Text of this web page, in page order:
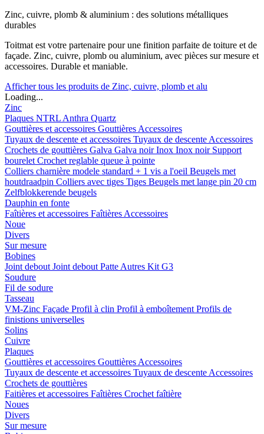
Zinc, cuivre, plomb & aluminium : des solutions métalliques
durables
Toitmat est votre partenaire pour une finition parfaite de toiture et de
façade. Zinc, cuivre, plomb ou aluminium, avec pièces sur mesure et
accessoires. Durable et maniable.
Afficher tous les produits de Zinc, cuivre, plomb et alu
Loading...
Zinc
Plaques NTRL Anthra Quartz
Gouttières et accessoires Gouttières Accessoires
Tuyaux de descente et accessoires Tuyaux de descente Accessoires
Crochets de gouttières Galva Galva noirInox Inox noir Support
bourelet Crochet reglable queue à pointe
Colliers charnière modele standard + 1 vis a l'oeil Beugels met
houtdraadpin Colliers avec tiges Tiges Beugels met lange pin 20 cm
Zelfblokkerende beugels
Dauphin en fonte
Faîtières et accessoires Faîtières Accessoires
Noue
Divers
Sur mesure
Bobines
Joint debout Joint debout Patte Autres Kit G3
Soudure
Fil de sodure
Tasseau
VM-Zinc Façade Profil à clin Profil à emboîtement Profils de
finistions universelles
Solins
Cuivre
Plaques
Gouttières et accessoires Gouttières Accessoires
Tuyaux de descente et accessoires Tuyaux de descente Accessoires
Crochets de gouttières
Faitières et accessoires Faîtières Crochet faîtière
Noues
Divers
Sur mesure